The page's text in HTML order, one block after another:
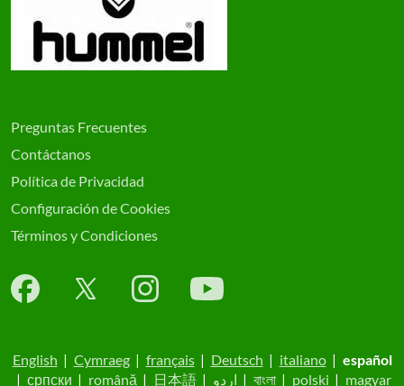
Preguntas Frecuentes
Contáctanos
Política de Privacidad
Configuración de Cookies
Términos y Condiciones
English | Cymraeg| français| Deutsch | italiano| español
| српски | română | 日本語| اردو | বাংলা| polski | magyar